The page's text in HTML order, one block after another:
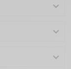


